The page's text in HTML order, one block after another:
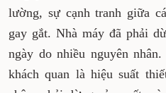
lường, sự cạnh tranh giữa
gay gắt. Nhà máy đã phải
ngày do nhiều nguyên
khách quan là hiệu suất